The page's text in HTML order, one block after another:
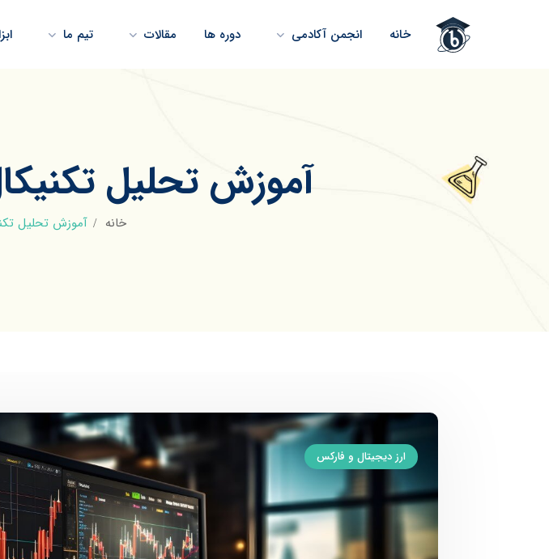
خانه انجمن آکادمی دوره ها مقالات تیم ما
آموزش تحلیل
خانه آموزش تحلیل
ارز دیجیتال و فارکس